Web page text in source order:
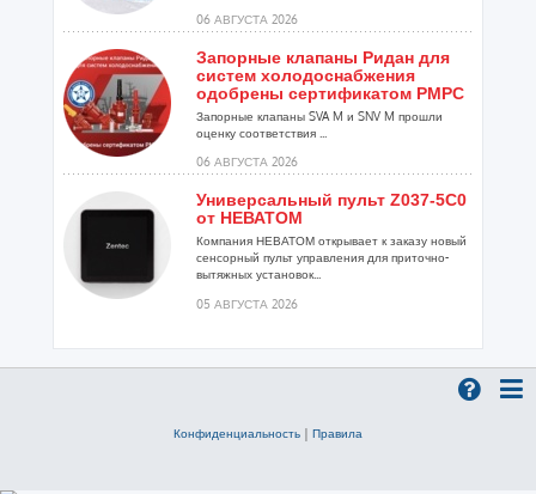
06 АВГУСТА 2026
Запорные клапаны Ридан для
систем холодоснабжения
одобрены сертификатом РМРС
Запорные клапаны SVA M и SNV M прошли
оценку соответствия ...
06 АВГУСТА 2026
Универсальный пульт Z037-5C0
от НЕВАТОМ
Компания НЕВАТОМ открывает к заказу новый
сенсорный пульт управления для приточно-
вытяжных установок...
05 АВГУСТА 2026
расширения ...
Конфиденциальность | Правила